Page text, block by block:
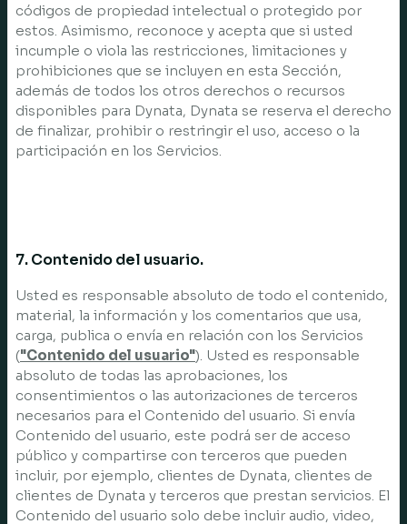
códigos de propiedad intelectual o protegido por
estos. Asimismo, reconoce y acepta que si usted
incumple o viola las restricciones, limitaciones y
prohibiciones que se incluyen en esta Sección,
además de todos los otros derechos o recursos
disponibles para Dynata, Dynata se reserva el derecho
de finalizar, prohibir o restringir el uso, acceso o la
participación en los Servicios.
7. Contenido del usuario.
Usted es responsable absoluto de todo el contenido,
material, la información y los comentarios que usa,
carga, publica o envía en relación con los Servicios
("Contenido del usuario"). Usted es responsable
absoluto de todas las aprobaciones, los
consentimientos o las autorizaciones de terceros
necesarios para el Contenido del usuario. Si envía
Contenido del usuario, este podrá ser de acceso
público y compartirse con terceros que pueden
incluir, por ejemplo, clientes de Dynata, clientes de
clientes de Dynata y terceros que prestan servicios. El
Contenido del usuario solo debe incluir audio, video,